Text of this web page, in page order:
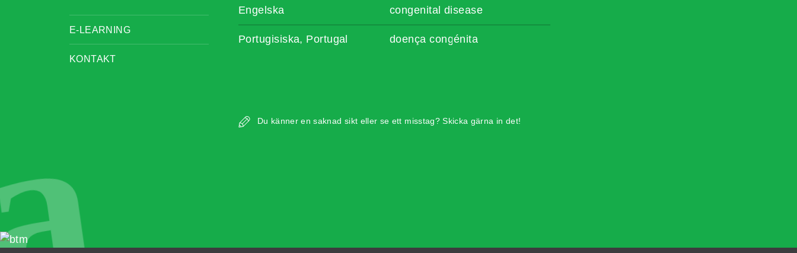
E-LEARNING
KONTAKT
Engelska congenital disease
Portugisiska, Portugal doença congénita
Du känner en saknad sikt eller se ett misstag? Skicka gärna in det!